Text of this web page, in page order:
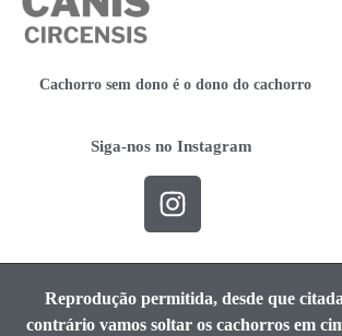
Cachorro sem dono é o dono do cachorro
Siga-nos no Instagram
Reprodução permitida, desde que
contrário vamos soltar os cachorros em